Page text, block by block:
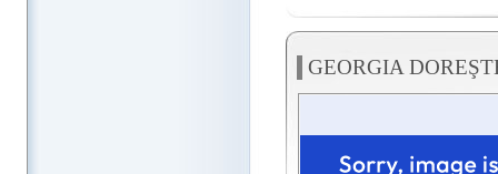
GEORGIA